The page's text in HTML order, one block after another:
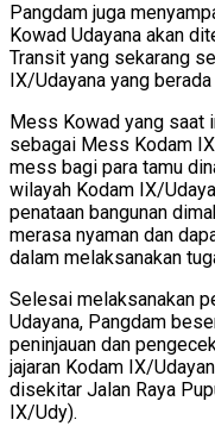
Pangdam juga
Kowad Udayana akan
Transit yang sekarang
IX/Udayana yang
Mess Kowad yang saat
sebagai Mess Kodam
mess bagi para tamu
wilayah Kodam IX/
penataan bangunan
merasa nyaman dan
dalam melaksanakan
Selesai melaksanakan
Udayana, Pangdam
peninjauan dan
jajaran Kodam IX/
disekitar Jalan Raya
IX/Udy).